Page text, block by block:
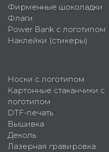
Фирменные шоколадки
Флаги
Power Bank с логотипом
Наклейки (стикеры)
Носки с логотипом
Картонные стаканчики с
логотипом
DTF-печать
Вышивка
Деколь
Лазерная гравировка